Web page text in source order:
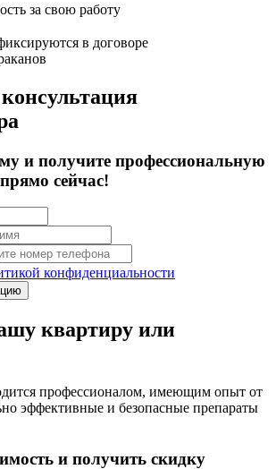
за свою работу
в договоре
и получите профессиональную
сейчас!
конфиденциальности
квартиру или
профессионалом, имеющим опыт от
эффективные и безопасные препараты
и получить скидку